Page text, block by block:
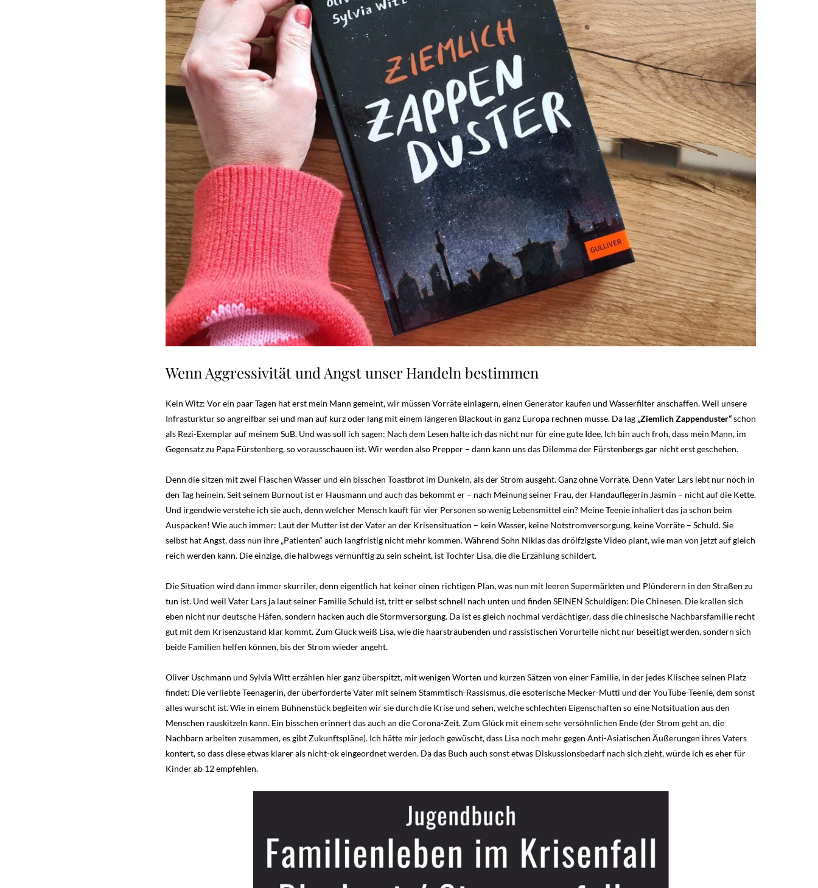
Wenn Aggressivität und Angst unser Handeln bestimmen
Kein Witz: Vor ein paar Tagen hat erst mein Mann gemeint, wir müssen Vorräte einlagern, einen Generator kaufen und Wasserfilter anschaffen. Weil unsere
Infrasturktur so angreifbar sei und man auf kurz oder lang mit einem längeren Blackout in ganz Europa rechnen müsse. Da lag „Ziemlich Zappenduster“schon
als Rezi-Exemplar auf meinem SuB. Und was soll ich sagen: Nach dem Lesen halte ich das nicht nur für eine gute Idee. Ich bin auch froh, dass mein Mann, im
Gegensatz zu Papa Fürstenberg, so vorausschauen ist. Wir werden also Prepper – dann kann uns das Dilemma der Fürstenbergs gar nicht erst geschehen.
Denn die sitzen mit zwei Flaschen Wasser und ein bisschen Toastbrot im Dunkeln, als der Strom ausgeht. Ganz ohne Vorräte. Denn Vater Lars lebt nur noch in
den Tag heinein. Seit seinem Burnout ist er Hausmann und auch das bekommt er – nach Meinung seiner Frau, der Handauflegerin Jasmin – nicht auf die Kette.
Und irgendwie verstehe ich sie auch, denn welcher Mensch kauft für vier Personen so wenig Lebensmittel ein? Meine Teenie inhaliert das ja schon beim
Auspacken! Wie auch immer: Laut der Mutter ist der Vater an der Krisensituation – kein Wasser, keine Notstromversorgung, keine Vorräte – Schuld. Sie
selbst hat Angst, dass nun ihre „Patienten“ auch langfristig nicht mehr kommen. Während Sohn Niklas das drölfzigste Video plant, wie man von jetzt auf gleich
reich werden kann. Die einzige, die halbwegs vernünftig zu sein scheint, ist Tochter Lisa, die die Erzählung schildert.
Die Situation wird dann immer skurriler, denn eigentlich hat keiner einen richtigen Plan, was nun mit leeren Supermärkten und Plünderern in den Straßen zu
tun ist. Und weil Vater Lars ja laut seiner Familie Schuld ist, tritt er selbst schnell nach unten und finden SEINEN Schuldigen: Die Chinesen. Die krallen sich
eben nicht nur deutsche Häfen, sondern hacken auch die Stormversorgung. Da ist es gleich nochmal verdächtiger, dass die chinesische Nachbarsfamilie recht
gut mit dem Krisenzustand klar kommt. Zum Glück weiß Lisa, wie die haarsträubenden und rassistischen Vorurteile nicht nur beseitigt werden, sondern sich
beide Familien helfen können, bis der Strom wieder angeht.
Oliver Uschmann und Sylvia Witt erzählen hier ganz überspitzt, mit wenigen Worten und kurzen Sätzen von einer Familie, in der jedes Klischee seinen Platz
findet: Die verliebte Teenagerin, der überforderte Vater mit seinem Stammtisch-Rassismus, die esoterische Mecker-Mutti und der YouTube-Teenie, dem sonst
alles wurscht ist. Wie in einem Bühnenstück begleiten wir sie durch die Krise und sehen, welche schlechten Eigenschaften so eine Notsituation aus den
Menschen rauskitzeln kann. Ein bisschen erinnert das auch an die Corona-Zeit. Zum Glück mit einem sehr versöhnlichen Ende (der Strom geht an, die
Nachbarn arbeiten zusammen, es gibt Zukunftspläne). Ich hätte mir jedoch gewüscht, dass Lisa noch mehr gegen Anti-Asiatischen Äußerungen ihres Vaters
kontert, so dass diese etwas klarer als nicht-ok eingeordnet werden. Da das Buch auch sonst etwas Diskussionsbedarf nach sich zieht, würde ich es eher für
Kinder ab 12 empfehlen.